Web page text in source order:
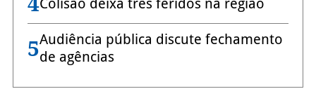
Colisão deixa três feridos na região
5Audiência pública discute fechamento
de agências